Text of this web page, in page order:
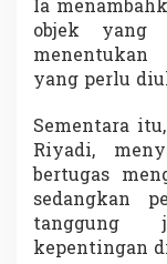
Ia
objek yang
menentukan
yang perlu
Sementara
Riyadi,
bertugas
sedangkan
tanggung
kepentingan